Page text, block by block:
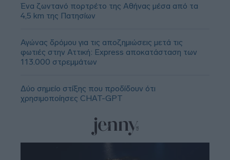
Ένα ζωντανό πορτρέτο της Αθήνας μέσα από τα
4,5 km της Πατησίων
Αγώνας δρόμου για τις αποζημιώσεις μετά τις
φωτιές στην Αττική: Express αποκατάσταση των
113.000 στρεμμάτων
Δύο σημείο στίξης που προδίδουν ότι
χρησιμοποίησες CHAT-GPT